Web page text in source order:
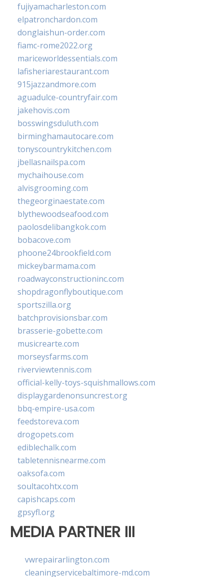
fujiyamacharleston.com
elpatronchardon.com
donglaishun-order.com
fiamc-rome2022.org
mariceworldessentials.com
lafisheriarestaurant.com
915jazzandmore.com
aguadulce-countryfair.com
jakehovis.com
bosswingsduluth.com
birminghamautocare.com
tonyscountrykitchen.com
jbellasnailspa.com
mychaihouse.com
alvisgrooming.com
thegeorginaestate.com
blythewoodseafood.com
paolosdelibangkok.com
bobacove.com
phoone24brookfield.com
mickeybarmama.com
roadwayconstructioninc.com
shopdragonflyboutique.com
sportszilla.org
batchprovisionsbar.com
brasserie-gobette.com
musicrearte.com
morseysfarms.com
riverviewtennis.com
official-kelly-toys-squishmallows.com
displaygardenonsuncrest.org
bbq-empire-usa.com
feedstoreva.com
drogopets.com
ediblechalk.com
tabletennisnearme.com
oaksofa.com
soultacohtx.com
capishcaps.com
gpsyfl.org
MEDIA PARTNER III
vwrepairarlington.com
cleaningservicebaltimore-md.com